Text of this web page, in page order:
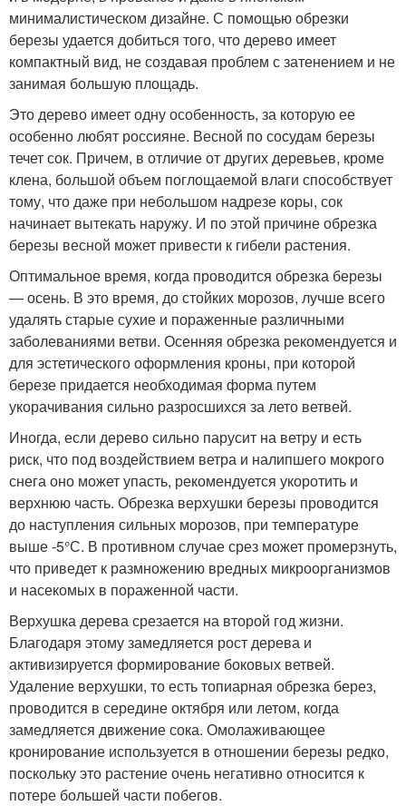
минималистическом дизайне. С помощью обрезки
березы удается добиться того, что дерево имеет
компактный вид, не создавая проблем с затенением и не
занимая большую площадь.
Это дерево имеет одну особенность, за которую ее
особенно любят россияне. Весной по сосудам березы
течет сок. Причем, в отличие от других деревьев, кроме
клена, большой объем поглощаемой влаги способствует
тому, что даже при небольшом надрезе коры, сок
начинает вытекать наружу. И по этой причине обрезка
березы весной может привести к гибели растения.
Оптимальное время, когда проводится обрезка березы
— осень. В это время, до стойких морозов, лучше всего
удалять старые сухие и пораженные различными
заболеваниями ветви. Осенняя обрезка рекомендуется и
для эстетического оформления кроны, при которой
березе придается необходимая форма путем
укорачивания сильно разросшихся за лето ветвей.
Иногда, если дерево сильно парусит на ветру и есть
риск, что под воздействием ветра и налипшего мокрого
снега оно может упасть, рекомендуется укоротить и
верхнюю часть. Обрезка верхушки березы проводится
до наступления сильных морозов, при температуре
выше -5°С. В противном случае срез может промерзнуть,
что приведет к размножению вредных микроорганизмов
и насекомых в пораженной части.
Верхушка дерева срезается на второй год жизни.
Благодаря этому замедляется рост дерева и
активизируется формирование боковых ветвей.
Удаление верхушки, то есть топиарная обрезка берез,
проводится в середине октября или летом, когда
замедляется движение сока. Омолаживающее
кронирование используется в отношении березы редко,
поскольку это растение очень негативно относится к
потере большей части побегов.